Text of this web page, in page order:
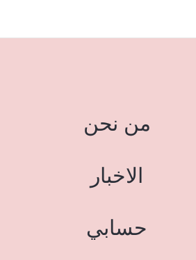
من نحن
الاخبار
حسابي